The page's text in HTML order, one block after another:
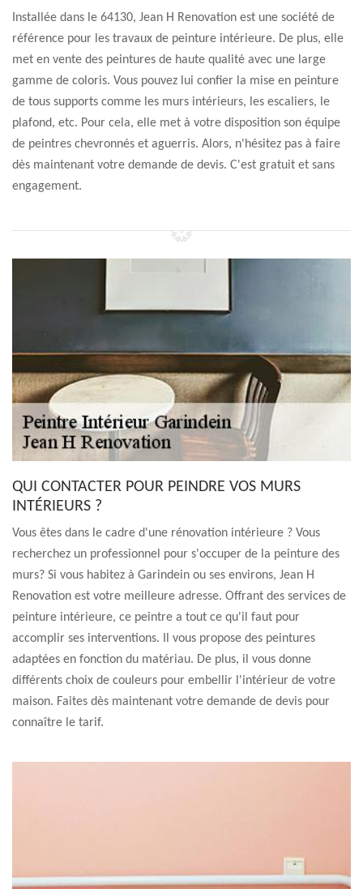
Installée dans le 64130, Jean H Renovation est une société de
référence pour les travaux de peinture intérieure. De plus, elle
met en vente des peintures de haute qualité avec une large
gamme de coloris. Vous pouvez lui confier la mise en peinture
de tous supports comme les murs intérieurs, les escaliers, le
plafond, etc. Pour cela, elle met à votre disposition son équipe
de peintres chevronnés et aguerris. Alors, n'hésitez pas à faire
dès maintenant votre demande de devis. C'est gratuit et sans
engagement.
QUI CONTACTER POUR PEINDRE VOS MURS
INTÉRIEURS ?
Vous êtes dans le cadre d'une rénovation intérieure ? Vous
recherchez un professionnel pour s'occuper de la peinture des
murs? Si vous habitez à Garindein ou ses environs, Jean H
Renovation est votre meilleure adresse. Offrant des services de
peinture intérieure, ce peintre a tout ce qu'il faut pour
accomplir ses interventions. Il vous propose des peintures
adaptées en fonction du matériau. De plus, il vous donne
différents choix de couleurs pour embellir l'intérieur de votre
maison. Faites dès maintenant votre demande de devis pour
connaître le tarif.